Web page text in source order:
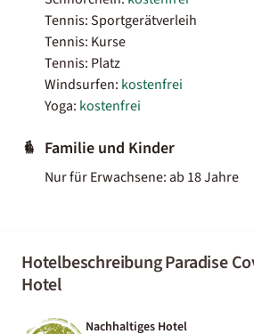
Tennis: Sportgerätverleih
Tennis: Kurse
Tennis: Platz
Windsurfen: kostenfrei
Yoga: kostenfrei
Familie und Kinder
Nur für Erwachsene: ab 18 Jahre
Hotelbeschreibung Paradise
Hotel
Nachhaltiges Hotel